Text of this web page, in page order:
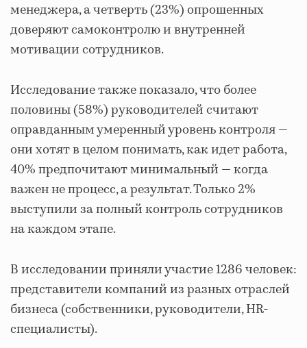
менеджера, а четверть (23%) опрошенных
доверяют самоконтролю и внутренней
мотивации сотрудников.
Исследование также показало, что более
половины (58%) руководителей считают
оправданным умеренный уровень контроля —
они хотят в целом понимать, как идет работа,
40% предпочитают минимальный — когда
важен не процесс, а результат. Только 2%
выступили за полный контроль сотрудников
на каждом этапе.
В исследовании приняли участие 1286 человек:
представители компаний из разных отраслей
бизнеса (собственники, руководители, HR-
специалисты).